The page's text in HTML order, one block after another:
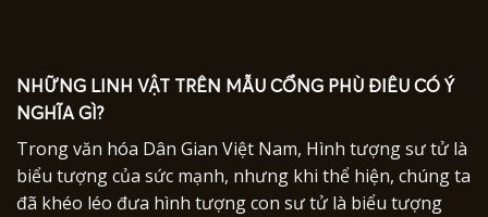
NHỮNG LINH VẬT TRÊN MẪU CỔNG PHÙ ĐIÊU CÓ Ý
NGHĨA GÌ?
Trong văn hóa Dân Gian Việt Nam, Hình tượng sư tử là
biểu tượng của sức mạnh, nhưng khi thể hiện, chúng ta
đã khéo léo đưa hình tượng con sư tử là biểu tượng